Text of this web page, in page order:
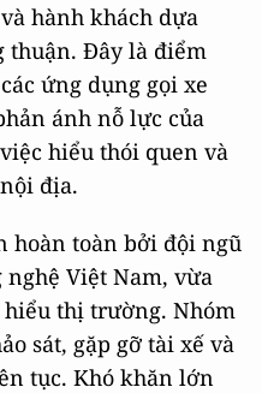
hành khách dựa
thuận. Đây là điểm
ứng dụng gọi xe
ánh nỗ lực của
hiểu thói quen và
địa.
hoàn toàn bởi đội ngũ
Việt Nam, vừa
thị trường. Nhóm
sát, gặp gỡ tài xế và
tục. Khó khăn lớn